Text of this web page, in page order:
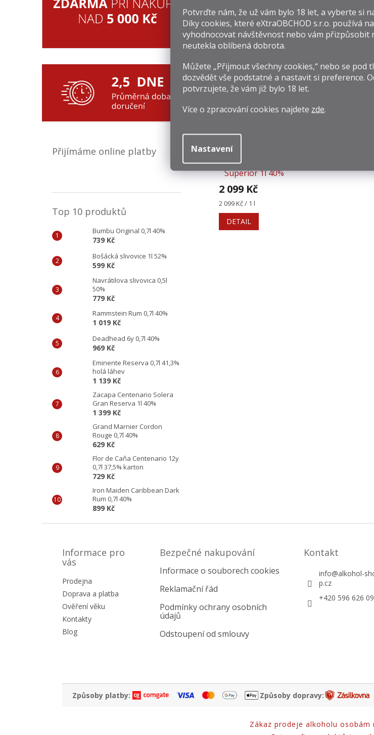
Potvrďte nám​​, že už vám bylo 18 let, a vyberte si
Díky cookies, které eXtraOBCHOD s.r.o. používá
vyhodnocovat návštěvnost nebo vám přizpůsobit
neutekla oblíbená dobrota.
Můžete „Přijmout všechny cookies,“ nebo se pod
dozvědět vše podstatné a nastavit si preference.
potvrzujete, že vám již bylo 18 let.
Více o zpracování cookies najdete zde.
Nastavení
Přijímáme online platby
Top 10 produktů
Bumbu Original 0,7l 40%
739 Kč
Bošácká slivovice 1l 52%
599 Kč
Navrátilova slivovica 0,5l
50%
779 Kč
Rammstein Rum 0,7l 40%
1 019 Kč
Deadhead 6y 0,7l 40%
969 Kč
Eminente Reserva 0,7l 41,3%
holá láhev
1 139 Kč
Zacapa Centenario Solera
Gran Reserva 1l 40%
1 399 Kč
Grand Marnier Cordon
Rouge 0,7l 40%
629 Kč
Flor de Caňa Centenario 12y
0,7l 37,5% karton
729 Kč
Iron Maiden Caribbean Dark
Rum 0,7l 40%
899 Kč
Zacapa Royal 0,7l
45%
7 690 Kč
Měrná
10 985,71 Kč / 1 l
Do košíku
Kvint
14-33y 40%
0,05l)
749 Kč
Do košíku
Braastad XO
Superior 1l 40%
2 099 Kč
Měrná
cena:
2 099 Kč / 1 l
DETAIL
Informace pro
vás
Prodejna
Doprava a platba
Ověření věku
Kontakty
Blog
Bezpečné nakupování
Informace o souborech cookies
Reklamační řád
Podmínky ochrany osobních
údajů
Odstoupení od smlouvy
Kontakt
info@alkohol-
p.cz
+420 596 626
Způsoby platby: Způsoby dopravy:
Zákaz prodeje alkoholu osobám